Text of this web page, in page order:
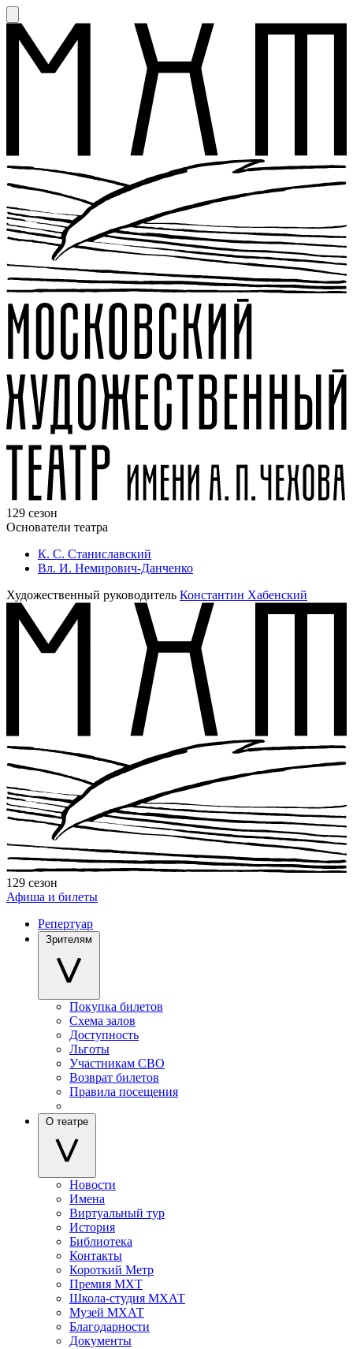
129 сезон
Основатели театра
К. С. Станиславский
Вл. И. Немирович-Данченко
Художественный руководитель Константин Хабенский
129 сезон
Афиша и билеты
Репертуар
Зрителям
Покупка билетов
Схема залов
Доступность
Льготы
Участникам СВО
Возврат билетов
Правила посещения
О театре
Новости
Имена
Виртуальный тур
История
Библиотека
Контакты
Короткий Метр
Премия МХТ
Школа-студия МХАТ
Музей МХАТ
Благодарности
Документы